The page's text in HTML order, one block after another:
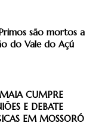
são mortos a
do Vale do Açú
CUMPRE
E DEBATE
EM MOSSORÓ